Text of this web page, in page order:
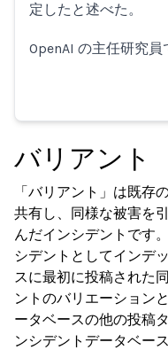
定したと述べた。
OpenAI の主任研究
バリアント
「バリアント」は既存
共有し、同様な被害を
んだインシデントです
シデントとしてインデ
スに最初に投稿された
ントのバリエーション
ータベースの他の投稿
ンシデントデータベー